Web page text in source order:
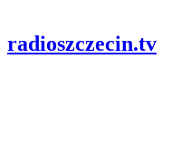
radioszczecin.tv